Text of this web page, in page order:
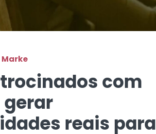
com
gerar
reais para